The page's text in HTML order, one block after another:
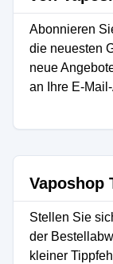
Abonnieren
die neuesten
neue
an Ihre E-
Vaposhop
Stellen Sie
der
kleiner